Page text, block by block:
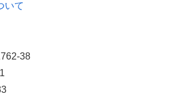
いて
38